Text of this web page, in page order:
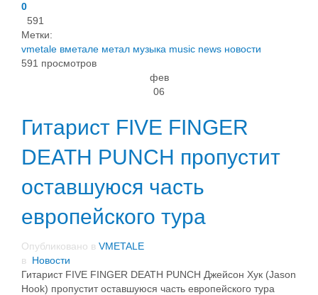
0
591
Метки:
vmetale вметале метал музыка music news новости
591 просмотров
фев
06
Гитарист FIVE FINGER
DEATH PUNCH пропустит
оставшуюся часть
европейского тура
Опубликовано в VMETALE
в Новости
Гитарист FIVE FINGER DEATH PUNCH Джейсон Хук (Jason
Hook) пропустит оставшуюся часть европейского тура